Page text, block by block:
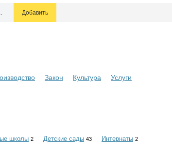
Добавить
Закон Культура
Услуги
школы 2 Детские сады 43 Интернаты 2